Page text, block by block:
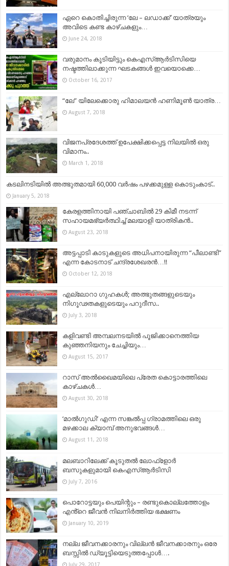
ഏറെ കൊതിച്ചിരുന്ന ‘ലേ – ലഡാക്ക്’ യാത്രയും
അവിടെ കണ്ട കാഴ്ചകളും…
June 24, 2018
വരുമാനം കൂടിയിട്ടും കെഎസ്ആര്‍ടിസിയെ
നഷ്ടത്തിലാക്കുന്ന ഘടകങ്ങള്‍ ഇവയൊക്കെ…
October 16, 2017
“ലേ” യിലേക്കൊരു ഹിമാലയൻ ഹണിമൂൺ യാത്ര…
August 7, 2018
വിജനപ്രദേശത്ത് ഉപേക്ഷിക്കപ്പെട്ട നിലയില്‍ ഒരു
വിമാനം..
March 1, 2018
കടലിനടിയില്‍ അത്ഭുതമായി 60,000 വര്‍ഷം പഴക്കമുള്ള കൊടുംകാട്..
January 5, 2018
കേരളത്തിനായി പഞ്ചാബിൽ 29 കിമീ നടന്ന്
സഹായമഭ്യർത്ഥിച്ച് മലയാളി യാത്രികൻ..
August 23, 2018
അട്ടപ്പാടി കാടുകളുടെ അധിപനായിരുന്ന “പീലാണ്ടി”
എന്ന കോടനാട് ചന്ദ്രശേഖരൻ…!!
October 12, 2018
എല്ലോറാ ഗുഹകൾ; അത്ഭുതങ്ങളുടെയും
നിഗൂഢതകളുടെയും പറുദീസ..
July 3, 2018
കളിവണ്ടി അമ്പലനടയില്‍ പൂജിക്കാനെത്തിയ
കുഞ്ഞനിയനും ചേച്ചിയും…
August 15, 2017
റാസ് അൽഖൈമയിലെ പ്രേത കൊട്ടാരത്തിലെ
കാഴ്ചകൾ…
August 30, 2018
‘മാൽഗുഡി’ എന്ന സങ്കൽപ്പ ഗ്രാമത്തിലെ ഒരു
മഴക്കാല ക്യാമ്പ് അനുഭവങ്ങൾ…
August 11, 2018
മലബാറിലേക്ക് കൂടുതല്‍ ലോഫ്ളോര്‍
ബസുകളുമായി കെഎസ്ആര്‍ടിസി
July 7, 2016
പൊറോട്ടയും പെയിന്റും – രണ്ടുകൊല്ലത്തോളം
എൻ്റെ ജീവൻ നിലനിർത്തിയ ഭക്ഷണം
January 10, 2019
നല്ല ജീവനക്കാരനും വില്ലന്‍ ജീവനക്കാരനും ഒരേ
ബസ്സില്‍ ഡ്യൂട്ടിയെടുത്തപ്പോള്‍….
July 29, 2017